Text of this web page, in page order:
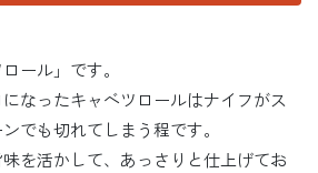
ール」です。
なったキャベツロールはナイフがス
でも切れてしまう程です。
を活かして、あっさりと仕上げてお